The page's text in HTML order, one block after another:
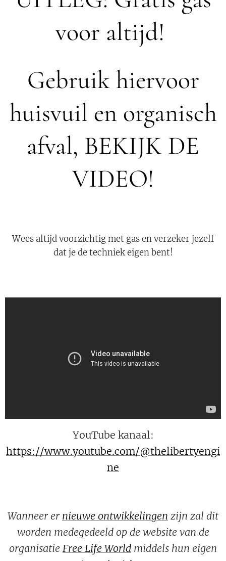
voor altijd!
Gebruik hiervoor
huisvuil en organisch
afval, BEKIJK DE
VIDEO!
Wees altijd voorzichtig met gas en verzeker jezelf
dat je de techniek eigen bent!
YouTube kanaal:
https://www.youtube.com/@thelibertyengi
ne
Wanneer er nieuwe ontwikkelingen zijn zal dit
worden medegedeeld op de website van de
organisatie Free Life World middels hun eigen